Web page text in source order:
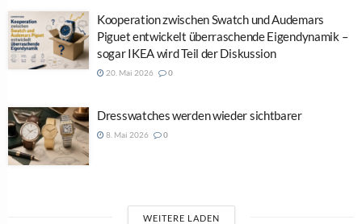
Kooperation zwischen Swatch und Audemars
Piguet entwickelt überraschende Eigendynamik –
sogar IKEA wird Teil der Diskussion
20. Mai 2026 0
Dresswatches werden wieder sichtbarer
8. Mai 2026 0
WEITERE LADEN